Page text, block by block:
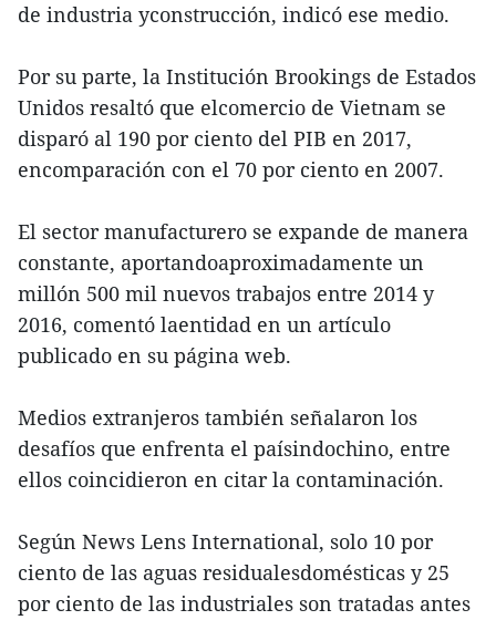
de industria yconstrucción, indicó ese medio.
Por su parte, la Institución Brookings de Estados
Unidos resaltó que elcomercio de Vietnam se
disparó al 190 por ciento del PIB en 2017,
encomparación con el 70 por ciento en 2007.
El sector manufacturero se expande de manera
constante, aportandoaproximadamente un
millón 500 mil nuevos trabajos entre 2014 y
2016, comentó laentidad en un artículo
publicado en su página web.
Medios extranjeros también señalaron los
desafíos que enfrenta el paísindochino, entre
ellos coincidieron en citar la contaminación.
Según News Lens International, solo 10 por
ciento de las aguas residualesdomésticas y 25
por ciento de las industriales son tratadas antes